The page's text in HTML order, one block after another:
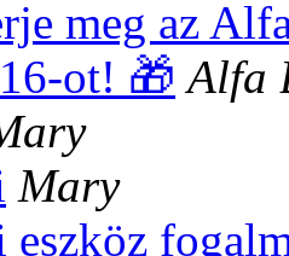
meg az
ot! 🎁 Alfa
Mary